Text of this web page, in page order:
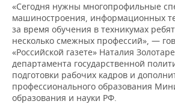
«Сегодня нужны многопрофильные
машиностроения, информационных
за время обучения в техникумах
несколько смежных профессий», —
«Российской газете» Наталия
департамента государственной
подготовки рабочих кадров и
профессионального образования
образования и науки РФ.